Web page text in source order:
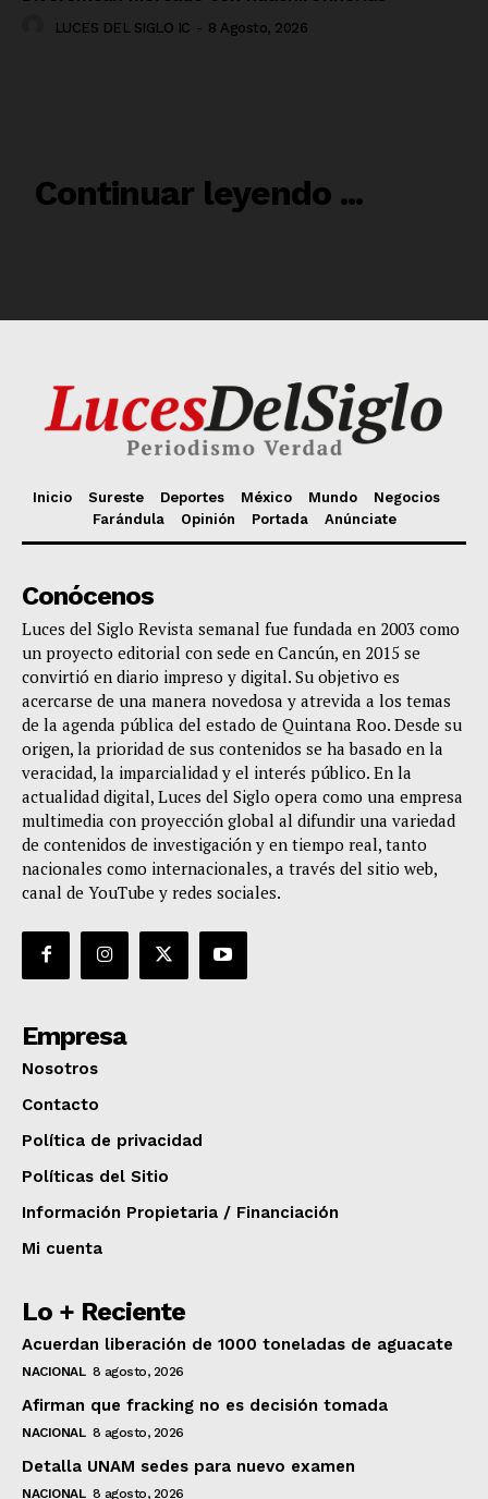
Inicio Sureste Deportes México Mundo
Negocios
Farándula
Opinión Portada Anúnciate
Conócenos
Luces del Siglo Revista semanal fue fundada en 2003 como
un proyecto editorial con sede en Cancún, en 2015 se
convirtió en diario impreso y digital. Su objetivo es
acercarse de una manera novedosa y atrevida a los temas
de la agenda pública del estado de Quintana Roo. Desde su
origen, la prioridad de sus contenidos se ha basado en la
veracidad, la imparcialidad y el interés público. En la
actualidad digital, Luces del Siglo opera como una empresa
multimedia con proyección global al difundir una variedad
de contenidos de investigación y en tiempo real, tanto
nacionales como internacionales, a través del sitio web,
canal de YouTube y redes sociales.
Empresa
Nosotros
Contacto
Política de privacidad
Políticas del Sitio
Información Propietaria / Financiación
Mi cuenta
Lo + Reciente
Acuerdan liberación de 1000 toneladas de aguacate
NACIONAL 8 agosto, 2026
Afirman que fracking no es decisión tomada
NACIONAL 8 agosto, 2026
Detalla UNAM sedes para nuevo examen
NACIONAL 8 agosto, 2026